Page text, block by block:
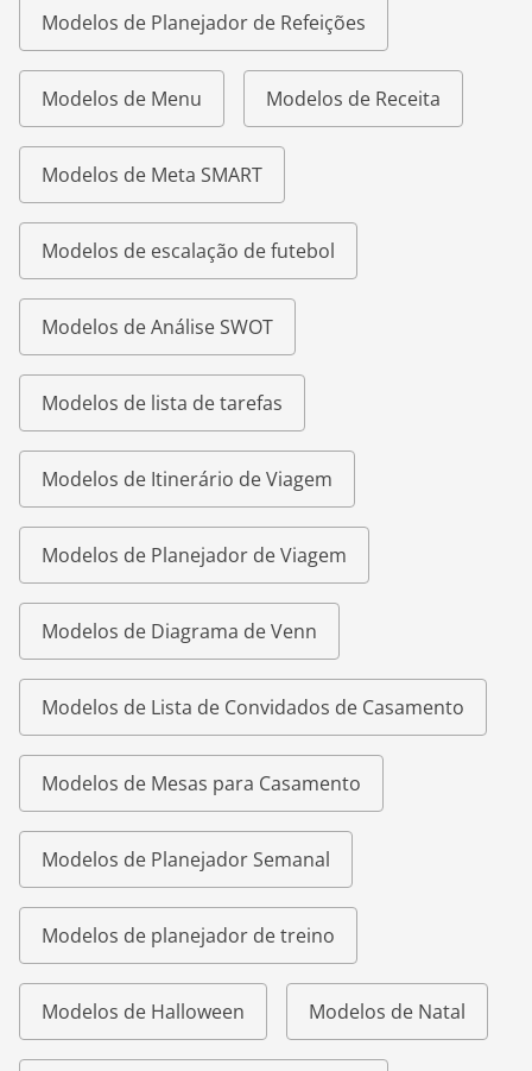
Modelos de Planejador de Refeições
Modelos de Menu Modelos de Receita
Modelos de Meta SMART
Modelos de escalação de futebol
Modelos de Análise SWOT
Modelos de lista de tarefas
Modelos de Itinerário de Viagem
Modelos de Planejador de Viagem
Modelos de Diagrama de Venn
Modelos de Lista de Convidados de Casamento
Modelos de Mesas para Casamento
Modelos de Planejador Semanal
Modelos de planejador de treino
Modelos de Halloween Modelos de Natal